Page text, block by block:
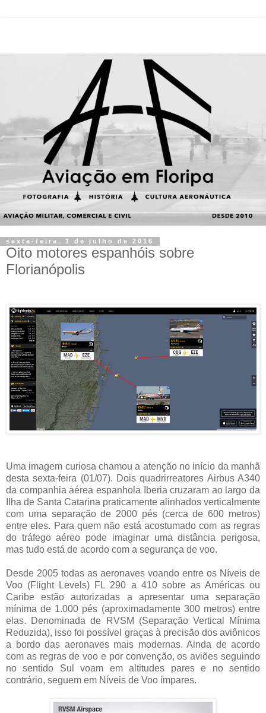
sexta-feira, 1 de julho de 2016
Oito motores espanhóis sobre
Florianópolis
Uma imagem curiosa chamou a atenção no início da manhã
desta sexta-feira (01/07). Dois quadrirreatores Airbus A340
da companhia aérea espanhola Iberia cruzaram ao largo da
Ilha de Santa Catarina praticamente alinhados verticalmente
com uma separação de 2000 pés (cerca de 600 metros)
entre eles. Para quem não está acostumado com as regras
do tráfego aéreo pode imaginar uma distância perigosa,
mas tudo está de acordo com a segurança de voo.
Desde 2005 todas as aeronaves voando entre os Níveis de
Voo (Flight Levels) FL 290 a 410 sobre as Américas ou
Caribe estão autorizadas a apresentar uma separação
mínima de 1.000 pés (aproximadamente 300 metros) entre
elas. Denominada de RVSM (Separação Vertical Mínima
Reduzida), isso foi possível graças à precisão dos aviônicos
a bordo das aeronaves mais modernas. Ainda de acordo
com as regras de voo e por convenção, os aviões seguindo
no sentido Sul voam em altitudes pares e no sentido
contrário, seguem em Níveis de Voo ímpares.